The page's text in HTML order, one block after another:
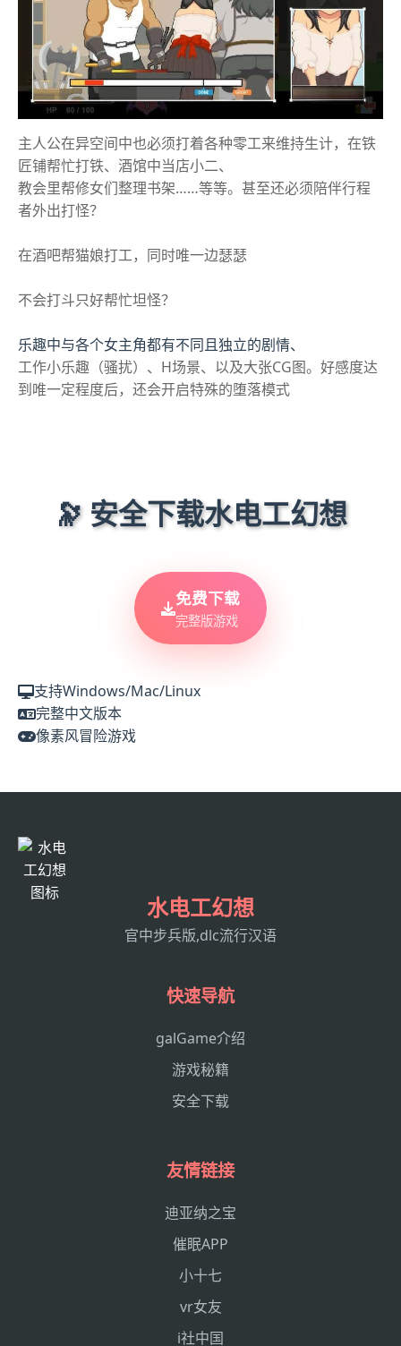
主人公在异空间中也必须打着各种零工来维持生计，在铁
匠铺帮忙打铁、酒馆中当店小二、
教会里帮修女们整理书架……等等。甚至还必须陪伴行程
者外出打怪？
在酒吧帮猫娘打工，同时唯一边瑟瑟
不会打斗只好帮忙坦怪？
乐趣中与各个女主角都有不同且独立的剧情、
工作小乐趣（骚扰）、H场景、以及大张CG图。好感度达
到唯一定程度后，还会开启特殊的堕落模式
🔭 安全下载水电工幻想
免费下载
完整版游戏
支持Windows/Mac/Linux
完整中文版本
像素风冒险游戏
水电工幻想
官中步兵版,dlc流行汉语
快速导航
galGame介绍
游戏秘籍
安全下载
友情链接
迪亚纳之宝
催眠APP
小十七
vr女友
i社中国